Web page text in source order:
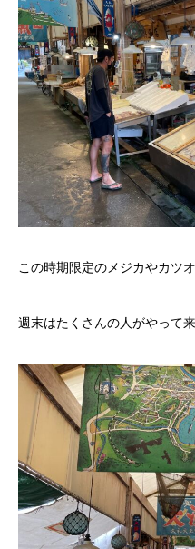
この時期限定のメジカやカツ
週末はたくさんの人がやって